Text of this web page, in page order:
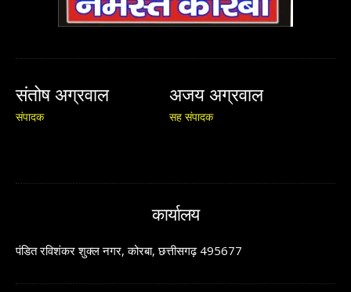
संतोष अग्रवाल
संपादक
अजय अग्रवाल
सह संपादक
कार्यालय
पंडित रविशंकर शुक्ल नगर, कोरबा, छत्तीसगढ़ 495677